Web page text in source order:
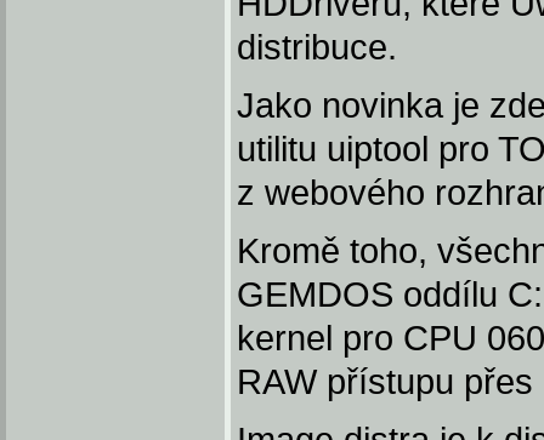
distribuce.
Jako novinka je
utilitu uiptool pro
z webového
Kromě toho,
GEMDOS oddílu
kernel pro CPU
RAW přístupu